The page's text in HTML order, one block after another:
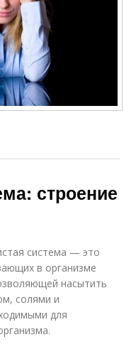
строение
система — это
в организме
насытить
солями и
для